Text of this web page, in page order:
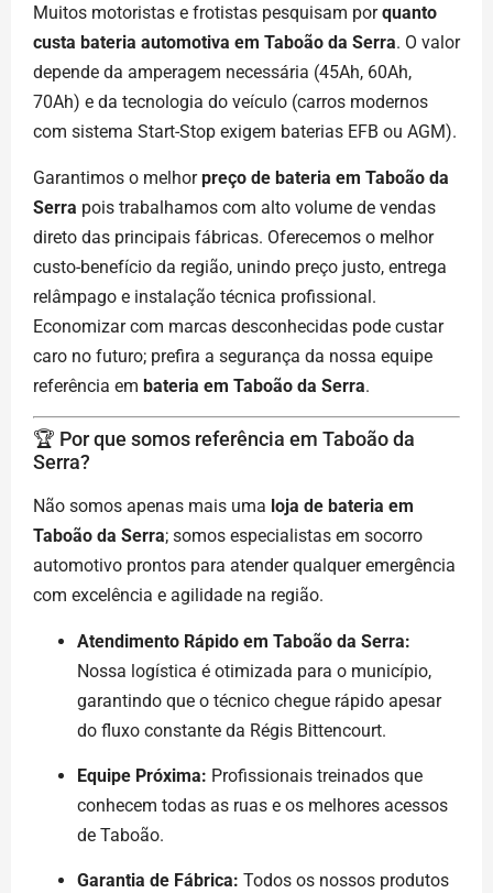
Muitos motoristas e frotistas pesquisam porquanto
custa bateria automotiva em Taboão da Serra. O valor
depende da amperagem necessária (45Ah, 60Ah,
70Ah) e da tecnologia do veículo (carros modernos
com sistema Start-Stop exigem baterias EFB ou AGM).
Garantimos o melhorpreço de bateria em Taboão da
Serra pois trabalhamos com alto volume de vendas
direto das principais fábricas. Oferecemos o melhor
custo-benefício da região, unindo preço justo, entrega
relâmpago e instalação técnica profissional.
Economizar com marcas desconhecidas pode custar
caro no futuro; prefira a segurança da nossa equipe
referência em bateria em Taboão da Serra.
🏆 Por que somos referência em Taboão da
Serra?
Não somos apenas mais uma loja de bateria em
Taboão da Serra; somos especialistas em socorro
automotivo prontos para atender qualquer emergência
com excelência e agilidade na região.
Atendimento Rápido em Taboão da Serra:
Nossa logística é otimizada para o município,
garantindo que o técnico chegue rápido apesar
do fluxo constante da Régis Bittencourt.
Equipe Próxima: Profissionais treinados que
conhecem todas as ruas e os melhores acessos
de Taboão.
Garantia de Fábrica: Todos os nossos produtos